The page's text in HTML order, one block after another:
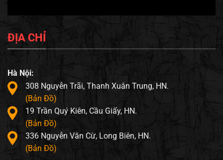
ĐỊA CHỈ
Hà Nội:
308 Nguyễn Trãi, Thanh Xuân Trung, HN.
(Bản Đồ)
19 Trần Quý Kiên, Cầu Giấy, HN.
(Bản Đồ)
336 Nguyễn Văn Cừ, Long Biên, HN.
(Bản Đồ)